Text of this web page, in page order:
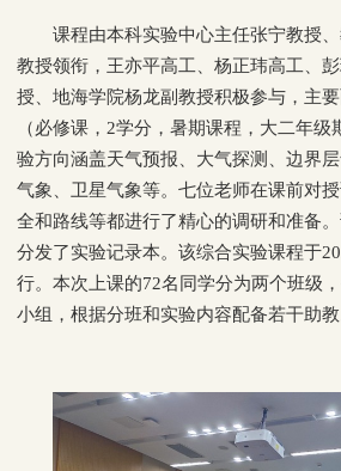
课程由本科实验中心主任张宁教授
教授领衔，王亦平高工、杨正玮高工、
授、地海学院杨龙副教授积极参与，主
（必修课， 2学分，暑期课程，大二年级
验方向涵盖天气预报、大气探测、边界
气象、卫星气象等。七位老师在课前对
全和路线等都进行了精心的调研和准备
分发了实验记录本。该综合实验课程于
行。本次上课的72名同学分为两个班级
小组，根据分班和实验内容配备若干助教